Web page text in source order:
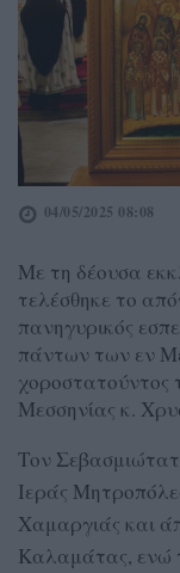
04/05/2025 08:08
Με τη δέουσα
τελέσθηκε το
πανηγυρικός
πάντων των εν
Μεσσηνίας κ.
Τον
Ιεράς
Χαμαργιάς και
Καλαμάτας, ενώ